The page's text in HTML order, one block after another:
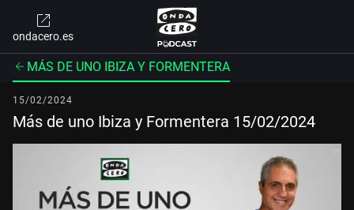
ondacero.es
MÁS DE UNO IBIZA Y FORMENTERA
15/02/2024
Más de uno Ibiza y Formentera 15/02/2024